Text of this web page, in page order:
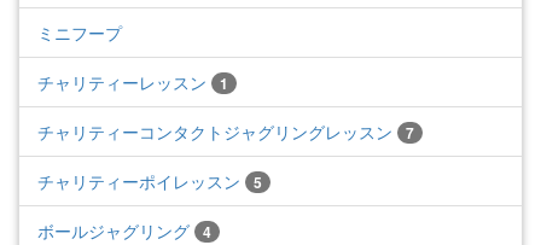
ミニフープ
チャリティーレッスン 1
チャリティーコンタクトジャグリングレッスン 7
チャリティーポイレッスン 5
ボールジャグリング 4